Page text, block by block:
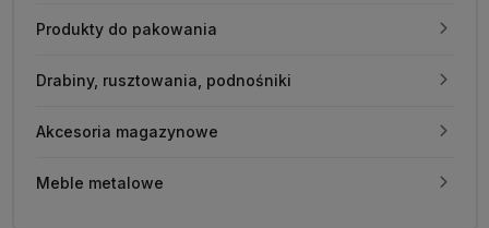
Produkty do pakowania
Drabiny, rusztowania, podnośniki
Akcesoria magazynowe
Meble metalowe